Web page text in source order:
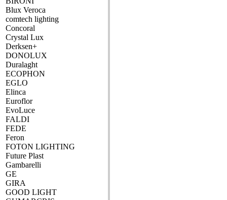
Blux Veroca
comtech lighting
Concoral
Crystal Lux
Derksen+
DONOLUX
Duralaght
ECOPHON
EGLO
Elinca
Euroflor
EvoLuce
FALDI
FEDE
Feron
FOTON LIGHTING
Future Plast
Gambarelli
GE
GIRA
GOOD LIGHT